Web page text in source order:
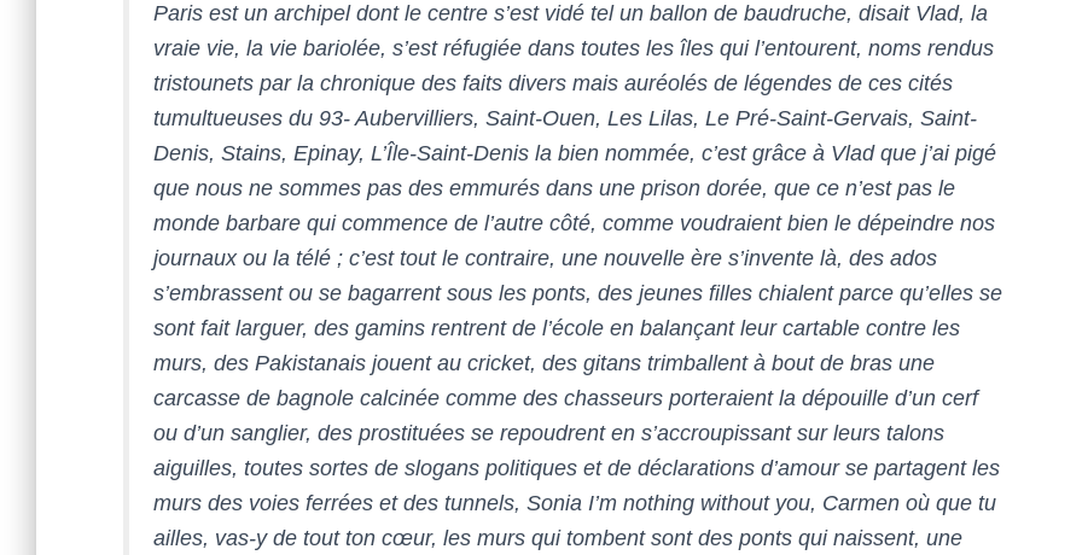
Paris est un archipel dont le centre s’est vidé tel un ballon de baudruche, disait Vlad, la
vraie vie, la vie bariolée, s’est réfugiée dans toutes les îles qui l’entourent, noms rendus
tristounets par la chronique des faits divers mais auréolés de légendes de ces cités
tumultueuses du 93- Aubervilliers, Saint-Ouen, Les Lilas, Le Pré-Saint-Gervais, Saint-
Denis, Stains, Epinay, L’Île-Saint-Denis la bien nommée, c’est grâce à Vlad que j’ai pigé
que nous ne sommes pas des emmurés dans une prison dorée, que ce n’est pas le
monde barbare qui commence de l’autre côté, comme voudraient bien le dépeindre nos
journaux ou la télé ; c’est tout le contraire, une nouvelle ère s’invente là, des ados
s’embrassent ou se bagarrent sous les ponts, des jeunes filles chialent parce qu’elles se
sont fait larguer, des gamins rentrent de l’école en balançant leur cartable contre les
murs, des Pakistanais jouent au cricket, des gitans trimballent à bout de bras une
carcasse de bagnole calcinée comme des chasseurs porteraient la dépouille d’un cerf
ou d’un sanglier, des prostituées se repoudrent en s’accroupissant sur leurs talons
aiguilles, toutes sortes de slogans politiques et de déclarations d’amour se partagent les
murs des voies ferrées et des tunnels, Sonia I’m nothing without you, Carmen où que tu
ailles, vas-y de tout ton cœur, les murs qui tombent sont des ponts qui naissent, une